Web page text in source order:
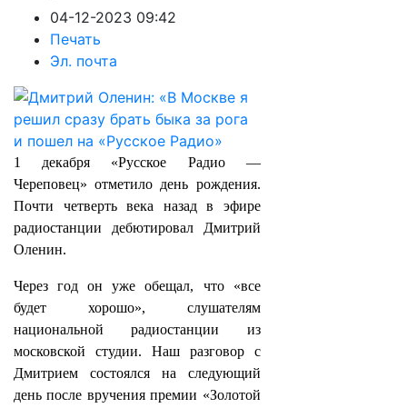
04-12-2023 09:42
Печать
Эл. почта
1 декабря «Русское Радио —
Череповец» отметило день рождения.
Почти четверть века назад в эфире
радиостанции дебютировал Дмитрий
Оленин.
Через год он уже обещал, что «все
будет хорошо», слушателям
национальной радиостанции из
московской студии. Наш разговор с
Дмитрием состоялся на следующий
день после вручения премии «Золотой